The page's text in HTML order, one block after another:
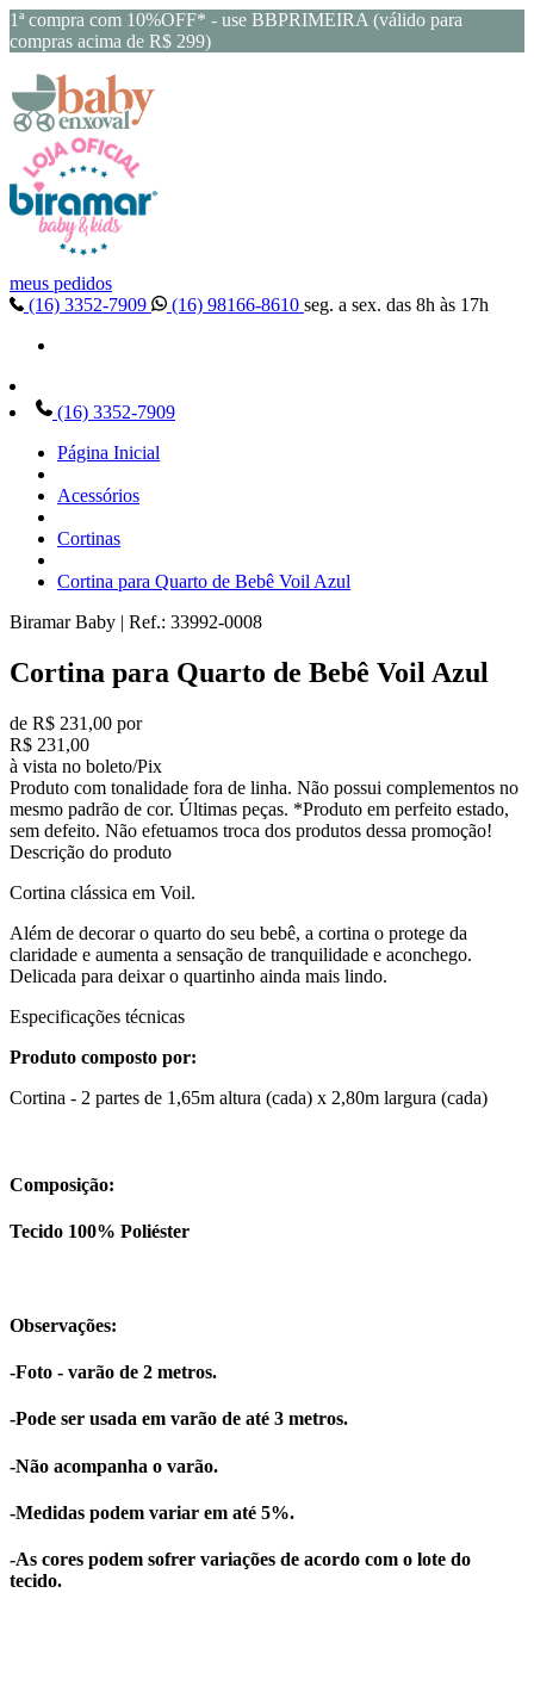
1ª compra com 10%OFF* - use BBPRIMEIRA (válido para
compras acima de R$ 299)
meus pedidos
(16) 3352-7909
(16) 98166-8610 seg. a sex. das 8h às 17h
(16) 3352-7909
Página Inicial
Acessórios
Cortinas
Cortina para Quarto de Bebê Voil Azul
Biramar Baby | Ref.: 33992-0008
Cortina para Quarto de Bebê Voil Azul
de R$ 231,00 por
R$ 231,00
à vista no boleto/Pix
Produto com tonalidade fora de linha. Não possui complementos no
mesmo padrão de cor. Últimas peças. *Produto em perfeito estado,
sem defeito. Não efetuamos troca dos produtos dessa promoção!
Descrição do produto
Cortina clássica em Voil.
Além de decorar o quarto do seu bebê, a cortina o protege da
claridade e aumenta a sensação de tranquilidade e aconchego.
Delicada para deixar o quartinho ainda mais lindo.
Especificações técnicas
Produto composto por:
Cortina - 2 partes de 1,65m altura (cada) x 2,80m largura (cada)
Composição:
Tecido 100% Poliéster
Observações:
-Foto - varão de 2 metros.
-Pode ser usada em varão de até 3 metros.
-Não acompanha o varão.
-Medidas podem variar em até 5%.
-As cores podem sofrer variações de acordo com o lote do
tecido.